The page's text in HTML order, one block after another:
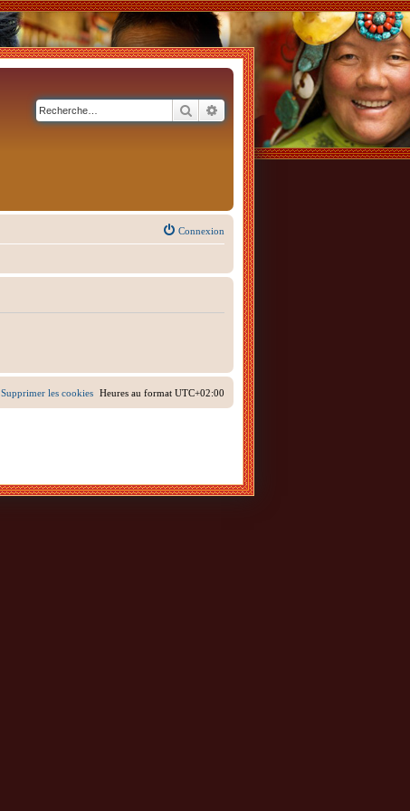
RechercherRecherche avancée
Connexion
Heures au format UTC+02:00
Supprimer les cookies